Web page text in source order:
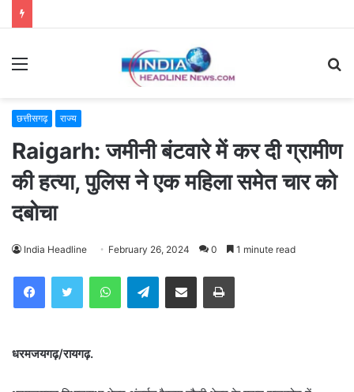
Menu
छत्तीसगढ़ राज्य
Raigarh: जमीनी बंटवारे में कर दी ग्रामीण
की हत्या, पुलिस ने एक महिला समेत चार को
दबोचा
India Headline February 26, 2024 0 1 minute read
WhatsAppTelegramShare via Email Print
धरमजयगढ़/रायगढ़.